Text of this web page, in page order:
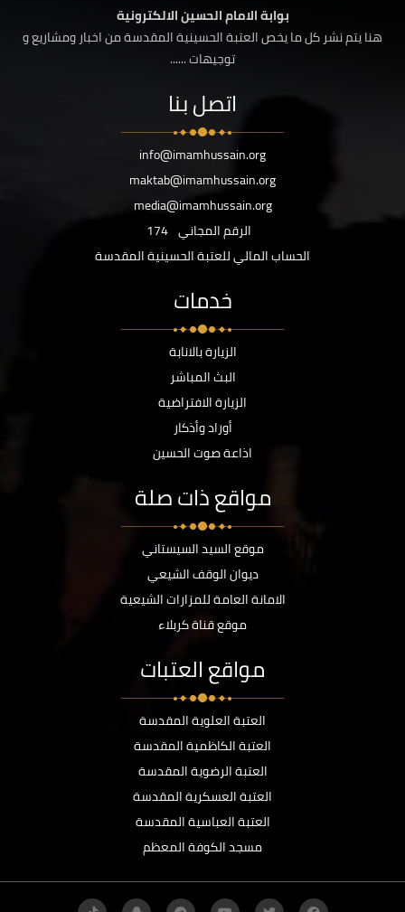
بوابة الامام الحسين الالكترونية
هنا يتم نشر كل ما يخص العتبة الحسينية المقدسة من اخبار ومشاريع و
توجيهات ......
اتصل بنا
info@imamhussain.org
maktab@imamhussain.org
media@imamhussain.org
الرقم المجاني 174
الحساب المالي للعتبة الحسينية المقدسة
خدمات
الزيارة بالانابة
البث المباشر
الزيارة الافتراضية
أوراد وأذكار
اذاعة صوت الحسين
مواقع ذات صلة
موقع السيد السيستاني
ديوان الوقف الشيعي
الامانة العامة للمزارات الشيعية
موقع قناة كربلاء
مواقع العتبات
العتبة العلوية المقدسة
العتبة الكاظمية المقدسة
العتبة الرضوية المقدسة
العتبة العسكرية المقدسة
العتبة العباسية المقدسة
مسجد الكوفة المعظم